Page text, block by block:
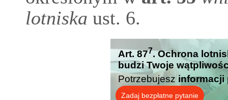
lotniska ust. 6.
Art. 877. Ochrona
budzi Twoje
Potrzebujesz informacji
Zadaj bezpłatne pytanie